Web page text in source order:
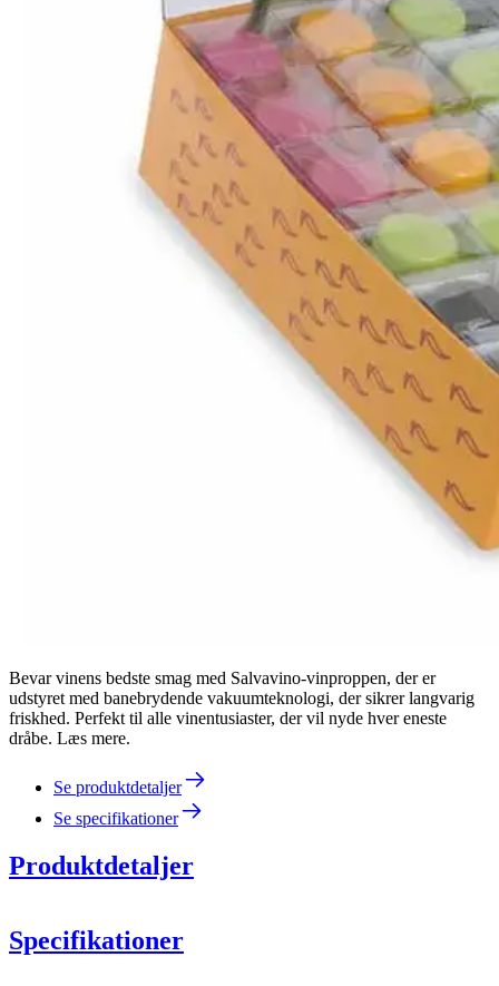
Bevar vinens bedste smag med Salvavino-vinproppen, der er
udstyret med banebrydende vakuumteknologi, der sikrer langvarig
friskhed. Perfekt til alle vinentusiaster, der vil nyde hver eneste
dråbe. Læs mere.
Se produktdetaljer
Se specifikationer
Produktdetaljer
Specifikationer